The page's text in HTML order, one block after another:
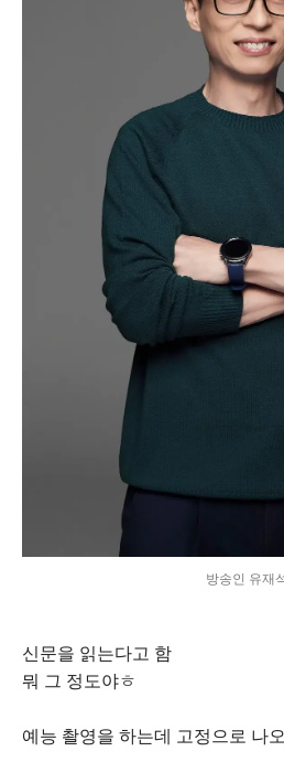
방송인 유재
신문을 읽는다고 함
뭐 그 정도야ㅎ
예능 촬영을 하는데 고정으로 나